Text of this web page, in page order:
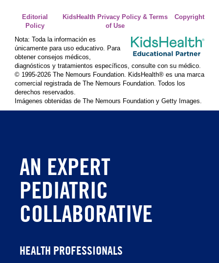
Editorial
Policy
KidsHealth Privacy Policy & Terms
of Use
Copyright
Nota: Toda la información es
únicamente para uso educativo. Para
obtener consejos médicos,
diagnósticos y tratamientos específicos, consulte con su médico.
© 1995-2026 The Nemours Foundation. KidsHealth® es una marca
comercial registrada de The Nemours Foundation. Todos los
derechos reservados.
Imágenes obtenidas de The Nemours Foundation y Getty Images.
AN EXPERT
PEDIATRIC
COLLABORATIVE
HEALTH PROFESSIONALS